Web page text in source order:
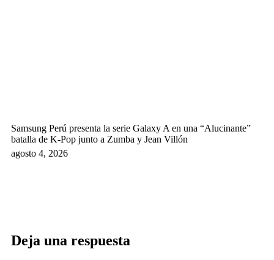
Samsung Perú presenta la serie Galaxy A en una “Alucinante”
batalla de K-Pop junto a Zumba y Jean Villón
agosto 4, 2026
Deja una respuesta